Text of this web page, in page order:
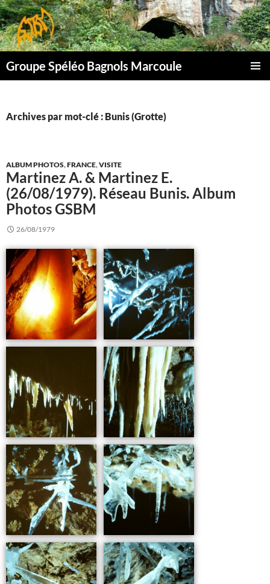
Aller
au
contenu
Groupe Spéléo Bagnols Marcoule
Archives par mot-clé : Bunis (Grotte)
ALBUM PHOTOS,FRANCE,VISITE
Martinez A. & Martinez E.
(26/08/1979). Réseau Bunis. Album
Photos GSBM
26/08/1979